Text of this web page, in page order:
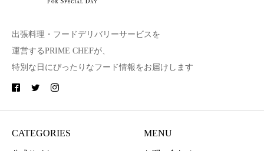
出張料理・フードデリバリーサービスを
運営するPRIME CHEFが、
特別な日にぴったりなフード情報をお届けします
CATEGORIES MENU